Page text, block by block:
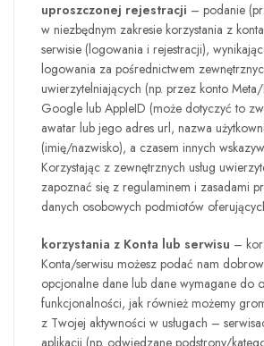
uproszczonej rejestracji – podanie
w niezbędnym zakresie korzystania z
serwisie (logowania i rejestracji),
logowania za pośrednictwem
uwierzytelniających (np. przez konto
Google lub AppleID (może dotyczyć to
awatar lub jego adres url, nazwa
(imię/nazwisko), a czasem innych
Korzystając z zewnętrznych usług
zapoznać się z regulaminem i zasadami
danych osobowych podmiotów
korzystania z Konta lub serwisu –
Konta/serwisu możesz podać nam
opcjonalne dane lub dane wymagane do
funkcjonalności, jak również możemy
z Twojej aktywności w usługach –